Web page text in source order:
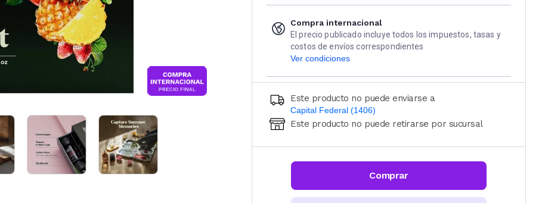
Compra internacional
El precio publicado incluye todos los impuestos, tasas y
costos de envíos correspondientes
Ver condiciones
Este producto no puede enviarse a
Capital Federal (1406)
Ingresá código postal (sólo números)
CALCULAR
Este producto no puede retirarse por sucursal
Comprar